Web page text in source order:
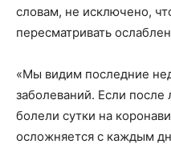
словам, не исключено,
пересматривать
«Мы видим последние
заболеваний. Если после
болели сутки на
осложняется с каждым